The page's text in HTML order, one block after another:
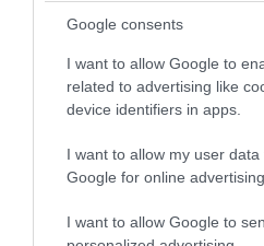
Google consents
I want to allow Google to
related to advertising like
device identifiers in apps.
I want to allow my user
Google for online
I want to allow Google to